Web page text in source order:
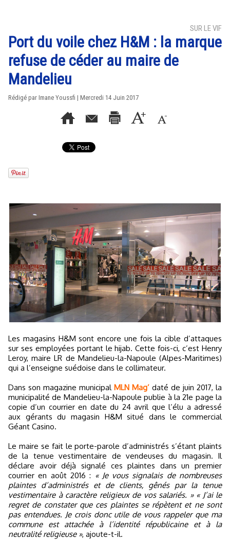
SUR LE VIF
Port du voile chez H&M : la marque
refuse de céder au maire de
Mandelieu
Rédigé par Imane Youssfi | Mercredi 14 Juin 2017
Les magasins H&M sont encore une fois la cible d’attaques
sur ses employées portant le hijab. Cette fois-ci, c’est Henry
Leroy, maire LR de Mandelieu-la-Napoule (Alpes-Maritimes)
qui a l’enseigne suédoise dans le collimateur.
Dans son magazine municipal MLN Mag’ daté de juin 2017, la
municipalité de Mandelieu-la-Napoule publie à la 21e page la
copie d’un courrier en date du 24 avril que l’élu a adressé
aux gérants du magasin H&M situé dans le commercial
Géant Casino.
Le maire se fait le porte-parole d’administrés s’étant plaints
de la tenue vestimentaire de vendeuses du magasin. Il
déclare avoir déjà signalé ces plaintes dans un premier
courrier en août 2016 : « Je vous signalais de nombreuses
plaintes d’administrés et de clients, gênés par la tenue
vestimentaire à caractère religieux de vos salariés. » « J’ai le
regret de constater que ces plaintes se répètent et ne sont
pas entendues. Je crois donc utile de vous rappeler que ma
commune est attachée à l’identité républicaine et à la
neutralité religieuse », ajoute-t-il.